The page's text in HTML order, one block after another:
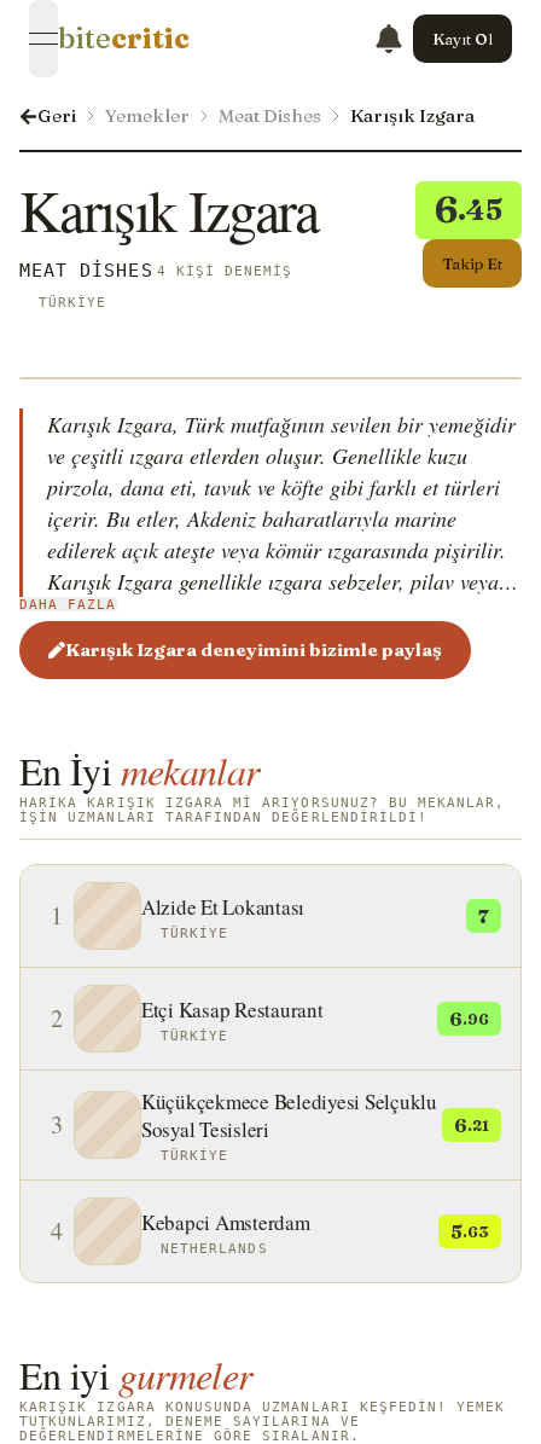
open navigation menu
bitecritic Kayıt Ol
Geri Yemekler Meat Dishes Karışık Izgara
6.45
Takip Et
Karışık Izgara
MEAT DISHES 4 KIŞI DENEMIŞ
TÜRKIYE
Karışık Izgara, Türk mutfağının sevilen bir yemeğidir
ve çeşitli ızgara etlerden oluşur. Genellikle kuzu
pirzola, dana eti, tavuk ve köfte gibi farklı et türleri
içerir. Bu etler, Akdeniz baharatlarıyla marine
edilerek açık ateşte veya kömür ızgarasında pişirilir.
Karışık Izgara genellikle ızgara sebzeler, pilav veya
bulgur ile servis edilir. Ayrıca cacık (salatalıklı
yoğurt) ve ezme (baharatlı domates salatası) gibi
geleneksel mezelerle birlikte sunulur. Karışık Izgara,
DAHA FAZLA
Karışık Izgara deneyimini bizimle paylaş
En İyimekanlar
HARIKA KARIŞIK IZGARA MI ARIYORSUNUZ? BU MEKANLAR,
IŞIN UZMANLARI TARAFINDAN DEĞERLENDIRILDI!
1 Alzide Et Lokantası
TÜRKIYE
7
2 Etçi Kasap Restaurant
TÜRKIYE
6.96
3
Küçükçekmece Belediyesi Selçuklu
Sosyal Tesisleri
TÜRKIYE
6.21
4 Kebapci Amsterdam
NETHERLANDS
5.63
En iyi gurmeler
KARIŞIK IZGARA KONUSUNDA UZMANLARI KEŞFEDIN! YEMEK
TUTKUNLARIMIZ, DENEME SAYILARINA VE
DEĞERLENDIRMELERINE GÖRE SIRALANIR.